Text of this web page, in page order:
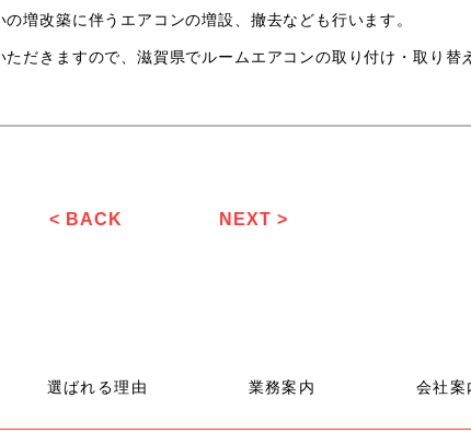
増改築に伴うエアコンの増設、撤去なども行います。
だきますので、滋賀県でルームエアコンの取り付け・取り替
< BACK NEXT >
選ばれる理由 業務案内 会社案